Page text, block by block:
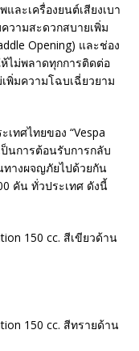
ละเครื่องยนต์เสียงเบา
วามสะดวกสบายเพิ่ม
Opening) และช่อง
ไม่พลาดทุกการติดต่อ
พิ่มความโฉบเฉี่ยวยาม
ทศไทยของ “Vespa
ป็นการต้อนรับการกลับ
ทางผจญภัยไปด้วยกัน
คัน ทั่วประเทศ ดังนี้
150 cc. สีเขียวด้าน
150 cc. สีทรายด้าน